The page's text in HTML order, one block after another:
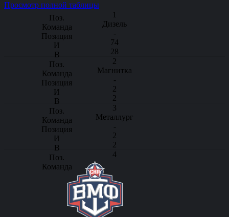
Просмотр полной таблицы
1
Дизель
-
74
28
2
Магнитка
-
2
2
3
Металлург
-
2
2
4